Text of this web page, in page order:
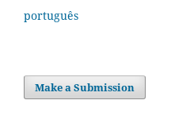
português
Make a Submission